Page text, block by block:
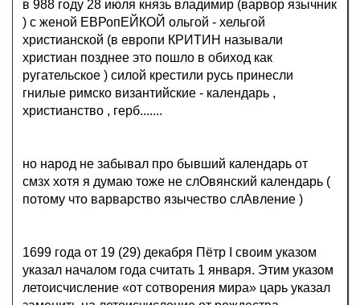
в 988 году 28 июля князь владимир (варвор язычник
) с женой ЕВРопЕЙКОЙ ольгой - хельгой
христианской (в европи КРИТИН называли
христиан позднее это пошло в обиход как
ругательское ) силой крестили русь принесли
гнилые римско византийские - календарь ,
христианство , герб.......
но народ не забывал про бывший календарь от
смзх хотя я думаю тоже не слОвянский календарь (
потому что варварство язычество слАвление )
1699 года от 19 (29) декабря Пётр I своим указом
указал началом года считать 1 января. Этим указом
летоисчисление «от сотворения мира» царь указал